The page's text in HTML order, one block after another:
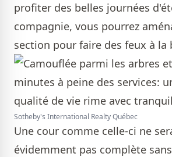
profiter des belles journées
compagnie, vous pourrez
section pour faire des feux à la
Sotheby's International Realty Québec
Une cour comme celle-ci ne
évidemment pas complète